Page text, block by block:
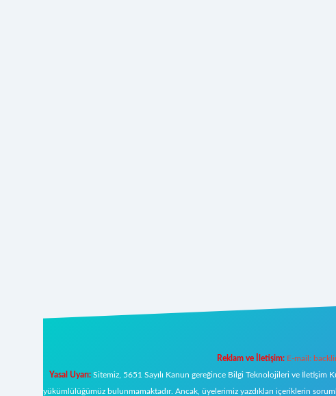
Reklam ve İletişim: E-mail:
Yasal Uyarı:Sitemiz, 5651 Sayılı Kanun gereğince Bilgi Teknolojileri ve İletişim
yükümlülüğümüz bulunmamaktadır. Ancak, üyelerimiz yazdıkları içeriklerin